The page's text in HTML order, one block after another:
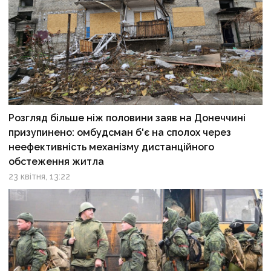
Розгляд більше ніж половини заяв на Донеччині
призупинено: омбудсман б'є на сполох через
неефективність механізму дистанційного
обстеження житла
23 квітня, 13:22